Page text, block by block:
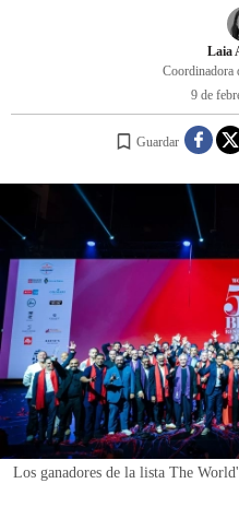
Laia
Coordinadora
9 de
Guardar
Los ganadores de la lista The